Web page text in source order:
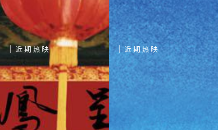
近期热映 近期热映